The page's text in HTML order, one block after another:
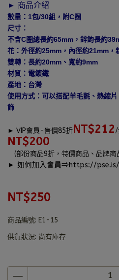
► 商品介紹
數量：1包/30組，附C圈
尺寸：
不含C圈總長約65mm，鋅鉤長約
花：外徑約25mm，內徑約21mm，
雙轉：長約20mm、寬約9mm
材質：電鍍鐵
產地：台灣
使用方式：可以搭配羊毛氈、熱縮
飾
► VIP會員-售價85折 NT$212/
NT$200
(部份商品9折，特價商品、品牌商
► 如何加入會員⇒https://
NT$250
商品編號: E1-15
供貨狀況: 尚有庫存